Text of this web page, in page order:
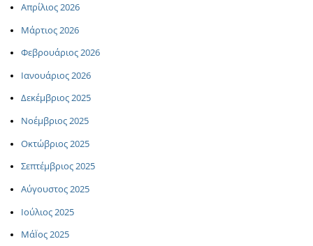
Απρίλιος 2026
Μάρτιος 2026
Φεβρουάριος 2026
Ιανουάριος 2026
Δεκέμβριος 2025
Νοέμβριος 2025
Οκτώβριος 2025
Σεπτέμβριος 2025
Αύγουστος 2025
Ιούλιος 2025
ΜάΪος 2025